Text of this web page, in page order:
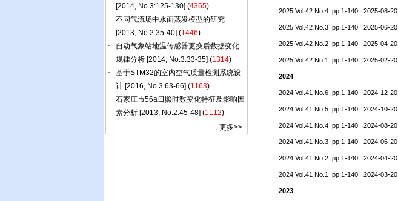
更多>>
2025 Vol.42 No.4 pp.1-140 2025-08-20
2025 Vol.42 No.3 pp.1-140 2025-06-20
2025 Vol.42 No.2 pp.1-140 2025-04-20
2025 Vol.42 No.1 pp.1-140 2025-02-20
2024
2024 Vol.41 No.6 pp.1-140 2024-12-20
2024 Vol.41 No.5 pp.1-140 2024-10-20
2024 Vol.41 No.4 pp.1-140 2024-08-20
2024 Vol.41 No.3 pp.1-140 2024-06-20
2024 Vol.41 No.2 pp.1-140 2024-04-20
2024 Vol.41 No.1 pp.1-140 2024-03-20
2023